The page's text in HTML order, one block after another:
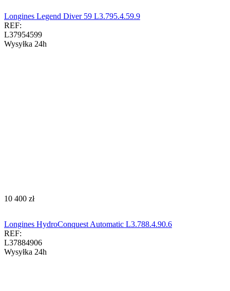
Longines Legend Diver 59 L3.795.4.59.9
REF:
L37954599
Wysyłka 24h
‍10 400‍ zł
Longines HydroConquest Automatic L3.788.4.90.6
REF:
L37884906
Wysyłka 24h